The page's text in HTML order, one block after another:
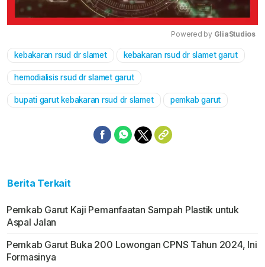
Mute
Powered by GliaStudios
kebakaran rsud dr slamet kebakaran rsud dr slamet garut
hemodialisis rsud dr slamet garut
bupati garut kebakaran rsud dr slamet pemkab garut
Berita Terkait
Pemkab Garut Kaji Pemanfaatan Sampah Plastik untuk
Aspal Jalan
Pemkab Garut Buka 200 Lowongan CPNS Tahun 2024, Ini
Formasinya